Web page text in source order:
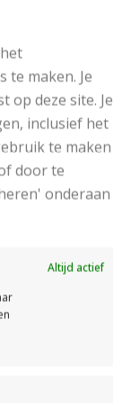
te maken. Je
op deze site. Je
inclusief het
te maken
door te
onderaan
Altijd actief
streepsteek
zoom-